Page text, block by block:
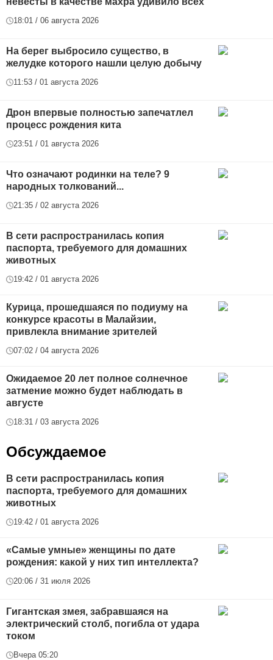
18:01 / 06 августа 2026
На берег выбросило существо, в
желудке которого нашли целую добычу
11:53 / 01 августа 2026
Дрон впервые полностью запечатлел
процесс рождения кита
23:51 / 01 августа 2026
Что означают родинки на теле? 9
народных толкований...
21:35 / 02 августа 2026
В сети распространилась копия
паспорта, требуемого для домашних
животных
19:42 / 01 августа 2026
Курица, прошедшаяся по подиуму на
конкурсе красоты в Малайзии,
привлекла внимание зрителей
07:02 / 04 августа 2026
Ожидаемое 20 лет полное солнечное
затмение можно будет наблюдать в
августе
18:31 / 03 августа 2026
Обсуждаемое
В сети распространилась копия
паспорта, требуемого для домашних
животных
19:42 / 01 августа 2026
«Самые умные» женщины по дате
рождения: какой у них тип интеллекта?
20:06 / 31 июля 2026
Гигантская змея, забравшаяся на
электрический столб, погибла от удара
током
Вчера 05:20